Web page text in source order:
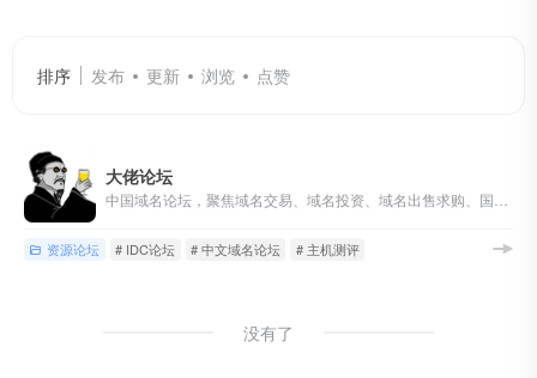
排序 发布 更新 浏览 点赞
大佬论坛
资源论坛 # IDC论坛 # 中文域名论坛 # 主机测评
没有了